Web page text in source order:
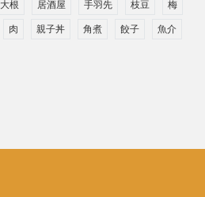
大根 居酒屋 手羽先 枝豆 梅
肉 親子丼 角煮 餃子 魚介